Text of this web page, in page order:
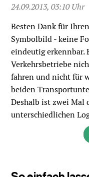
24.09.2013, 03:10 Uhr
Besten Dank für
Symbolbild - keine
eindeutig erkennbar.
Verkehrsbetriebe
fahren und nicht für
beiden
Deshalb ist zwei Mal
unterschiedlichen